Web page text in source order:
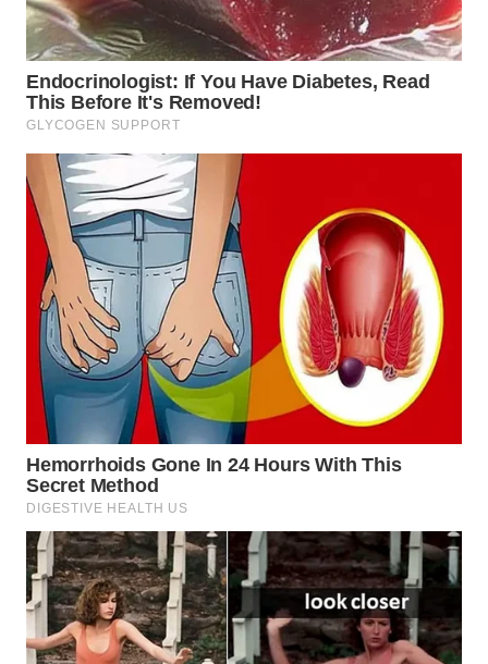
WAHANA
PERSONA
WAHANA
OTOMOTIF
WAHANA
HEALTH
WAHANA
DESA
WISATA
LAPAK
WAHANA
Wahana
Network
LISTRIK
MASYARAKAT
KELISTRIKAN